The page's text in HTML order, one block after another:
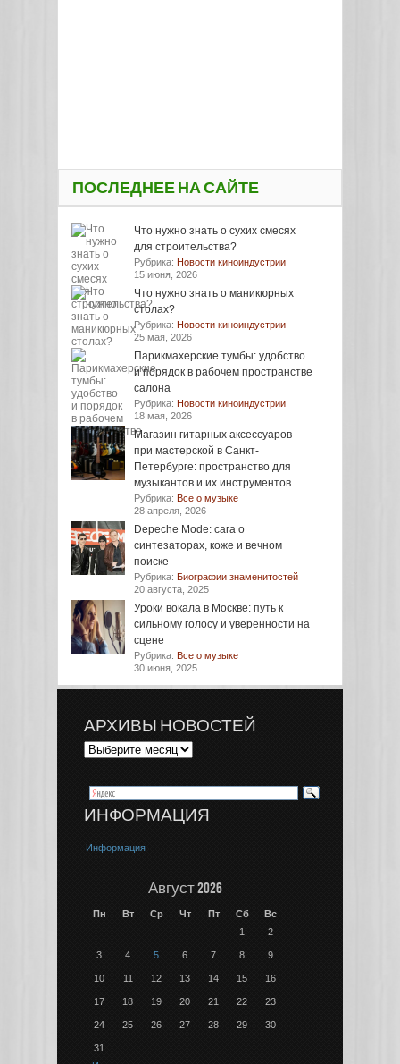
ПОСЛЕДНЕЕ НА САЙТЕ
Что нужно знать о сухих смесях
для строительства?
Рубрика: Новости киноиндустрии
15 июня, 2026
Что нужно знать о маникюрных
столах?
Рубрика: Новости киноиндустрии
25 мая, 2026
Парикмахерские тумбы: удобство
и порядок в рабочем пространстве
салона
Рубрика: Новости киноиндустрии
18 мая, 2026
Магазин гитарных аксессуаров
при мастерской в Санкт-
Петербурге: пространство для
музыкантов и их инструментов
Рубрика: Все о музыке
28 апреля, 2026
Depeche Mode: сага о
синтезаторах, коже и вечном
поиске
Рубрика: Биографии знаменитостей
20 августа, 2025
Уроки вокала в Москве: путь к
сильному голосу и уверенности на
сцене
Рубрика: Все о музыке
30 июня, 2025
АРХИВЫ НОВОСТЕЙ
ИНФОРМАЦИЯ
Информация
Август 2026
Пн Вт Ср Чт Пт Сб
Вс
1
2
3 4 5 6 7 8 9
10 11 12 13 14 15 16
17 18 19 20 21 22 23
24 25 26 27 28 29 30
31